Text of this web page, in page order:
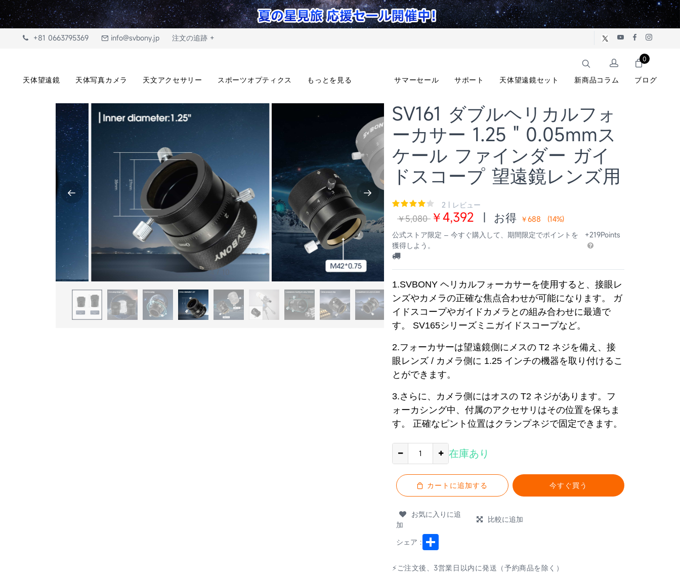
+81 0663795369 info@svbony.jp 注文の追跡 +
天体望遠鏡 天体写真カメラ 天文アクセサリー スポーツオプティクス もっとを見る サマーセール サポート 天体望遠鏡セット 新商品コラム ブログ
0
4/
SV161 ダブルヘリカルフォ
ーカサー 1.25 " 0.05mmス
ケール ファインダー ガイ
ドスコープ 望遠鏡レンズ用
2 | レビュー
￥5,080 ￥4,392 | お得 ￥688 (14%)
公式ストア限定 – 今すぐ購入して、期間限定でポイントを
獲得しよう。
+219Points
1.SVBONY ヘリカルフォーカサーを使用すると、接眼レ
ンズやカメラの正確な焦点合わせが可能になります。 ガ
イドスコープやガイドカメラとの組み合わせに最適で
す。 SV165シリーズミニガイドスコープなど。
2.フォーカサーは望遠鏡側にメスの T2 ネジを備え、接
眼レンズ / カメラ側に 1.25 インチの機器を取り付けるこ
とができます。
3.さらに、カメラ側にはオスの T2 ネジがあります。フ
ォーカシング中、付属のアクセサリはその位置を保ちま
す。 正確なピント位置はクランプネジで固定できます。
在庫あり
カートに追加する 今すぐ買う
お気に入りに追
加
比較に追加
シェア :
⚡ご注文後、3営業日以内に発送（予約商品を除く）